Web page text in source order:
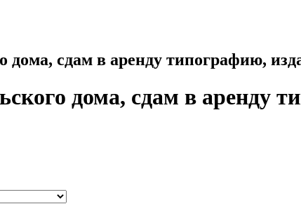
дома, сдам в аренду типографию,
дома, сдам в аренду